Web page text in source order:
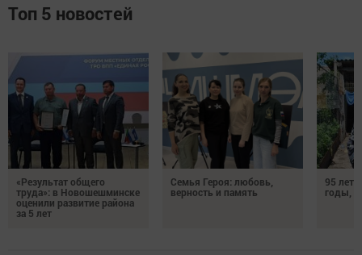
Топ 5 новостей
«Результат общего
труда»: в Новошешминске
оценили развитие района
за 5 лет
Семья Героя: любовь,
верность и память
95 лет
годы,